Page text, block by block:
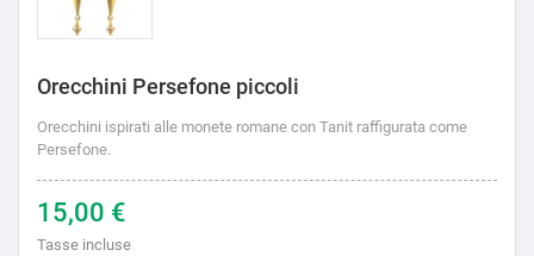
Orecchini Persefone piccoli
Orecchini ispirati alle monete romane con Tanit raffigurata come
Persefone.
15,00 €
Tasse incluse